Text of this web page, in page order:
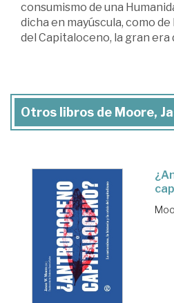
consumismo de una
dicha en mayúscula, como
del Capitaloceno, la gran era
Otros libros de Moore,